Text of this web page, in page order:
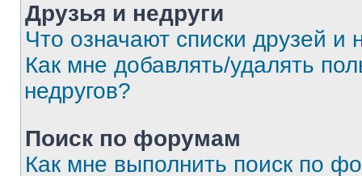
Друзья и недруги
Что означают списки друзей и
Как мне добавлять/удалять
недругов?
Поиск по форумам
Как мне выполнить поиск по